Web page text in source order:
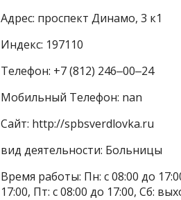
Адрес: проспект Динамо, 3 к1
Индекс: 197110
Телефон: +7 (812) 246‒00‒24
Мобильный Телефон: nan
Сайт: http://spbsverdlovka.ru
вид деятельности: Больницы
Время работы: Пн: с 08:00 до
17:00, Пт: с 08:00 до 17:00, Сб: